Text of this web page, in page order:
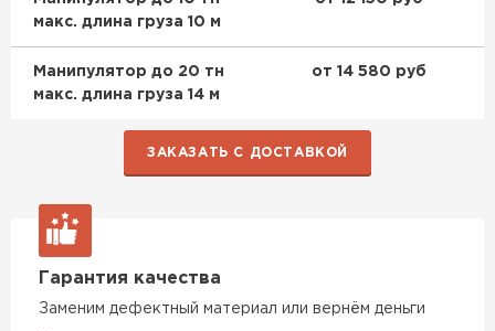
макс. длина груза 10 м
Манипулятор до 20 тн
макс. длина груза 14 м
от 14 580 руб
ЗАКАЗАТЬ С ДОСТАВКОЙ
Гарантия качества
Заменим дефектный материал или вернём деньги
Утеплитель Rockwool
Утеплитель Технониколь
Утеплитель Ursa